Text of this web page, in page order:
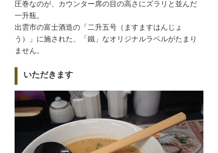
圧巻なのが、カウンター席の目の高さにズラリと並んだ
一升瓶。
出雲市の富士酒造の「二升五号（ますますはんじょ
う）」に施された、「鐵」なオリジナルラベルがたまり
ません。
いただきます